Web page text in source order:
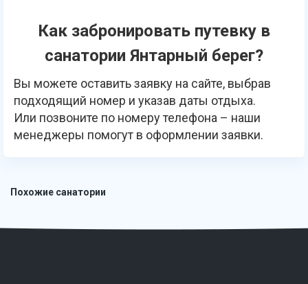
Как забронировать путевку в
санатории Янтарный берег?
Вы можете оставить заявку на сайте, выбрав
подходящий номер и указав даты отдыха.
Или позвоните по номеру телефона – наши
менеджеры помогут в оформлении заявки.
Похожие санатории